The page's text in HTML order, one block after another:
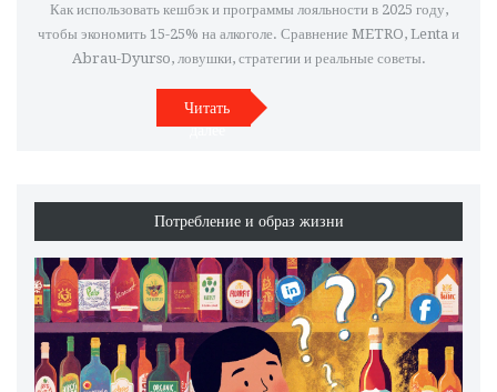
Как использовать кешбэк и программы лояльности в 2025 году,
чтобы экономить 15-25% на алкоголе. Сравнение METRO, Lenta и
Abrau-Dyurso, ловушки, стратегии и реальные советы.
Читать
далее
Потребление и образ жизни